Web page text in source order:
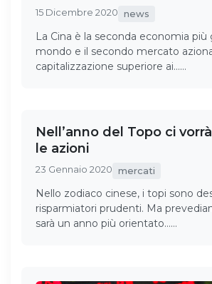
15 Dicembre 2020 news
La Cina è la seconda economia più
mondo e il secondo mercato
capitalizzazione superiore ai……
Nell’anno del Topo ci
le azioni
23 Gennaio 2020 mercati
Nello zodiaco cinese, i topi sono
risparmiatori prudenti. Ma
sarà un anno più orientato……